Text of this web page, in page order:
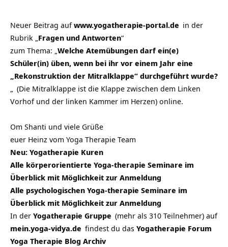
Neuer Beitrag aufwww.yogatherapie-portal.de in der
Rubrik „Fragen und Antworten“
zum Thema: „Welche Atemübungen darf ein(e)
Schüler(in) üben, wenn bei ihr vor einem Jahr eine
„Rekonstruktion der Mitralklappe“ durchgeführt wurde?
„ (Die Mitralklappe ist die Klappe zwischen dem Linken
Vorhof und der linken Kammer im Herzen) online.
Om Shanti und viele Grüße
euer Heinz vom Yoga Therapie Team
Neu: Yogatherapie Kuren
Alle körperorientierte Yoga-therapie Seminare im
Überblick mit Möglichkeit zur Anmeldung
Alle psychologischen Yoga-therapie Seminare im
Überblick mit Möglichkeit zur Anmeldung
In der Yogatherapie Gruppe (mehr als 310 Teilnehmer) auf
mein.yoga-vidya.de findest du das Yogatherapie Forum
Yoga Therapie Blog Archiv